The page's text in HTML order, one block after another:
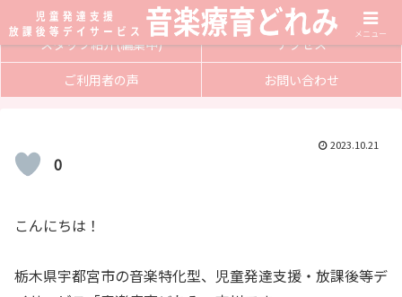
サービス内容
入会方法
スタッフ紹介(編集中)
アクセス
ご利用者の声
お問い合わせ
2023.10.21
0
こんにちは！
栃木県宇都宮市の音楽特化型、児童発達支援・放課後等デ
メニュー